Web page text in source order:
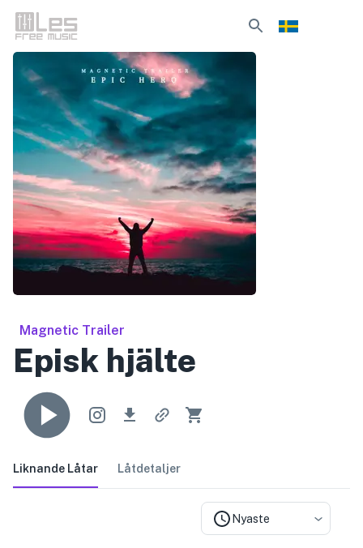
Magnetic Trailer
Episk hjälte
Liknande Låtar Låtdetaljer
Nyaste